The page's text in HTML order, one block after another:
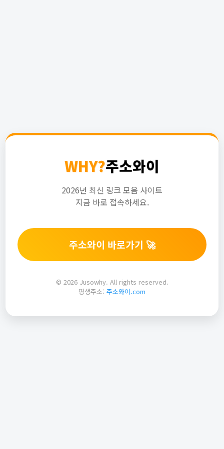
WHY?주소와이
2026년 최신 링크 모음 사이트
지금 바로 접속하세요.
주소와이 바로가기 🚀
© 2026 Jusowhy. All rights reserved.
평생주소: 주소와이.com